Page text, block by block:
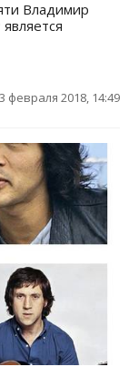
Владимир
февраля 2018, 14:49